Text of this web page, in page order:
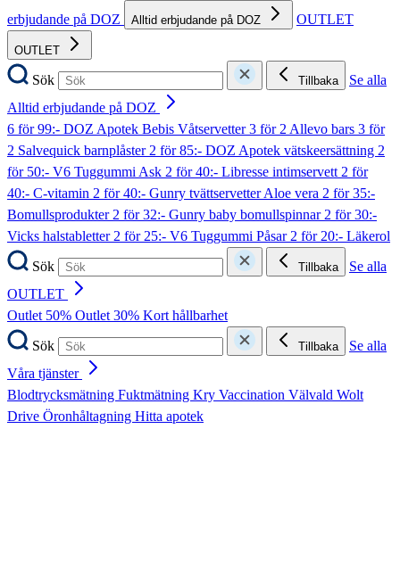
erbjudande på DOZ
Alltid erbjudande på DOZ OUTLET
OUTLET
Sök Tillbaka
Se alla
Alltid erbjudande på DOZ
6 för 99:- DOZ Apotek Bebis Våtservetter3 för 2 Allevo bars 3 för
2 Salvequick barnplåster2 för 85:- DOZ Apotek vätskeersättning 2
för 50:- V6 Tuggummi Ask 2 för 40:- Libresse intimservett2 för
40:- C-vitamin 2 för 40:- Gunry tvättservetter Aloe vera 2 för 35:-
Bomullsprodukter2 för 32:- Gunry baby bomullspinnar2 för 30:-
Vicks halstabletter2 för 25:- V6 Tuggummi Påsar2 för 20:- Läkerol
Sök
Tillbaka
Se alla
OUTLET
Outlet 50% Outlet 30% Kort hållbarhet
Sök
Tillbaka
Se alla
Våra tjänster
Blodtrycksmätning Fuktmätning Kry Vaccination Välvald Wolt
Drive Öronhåltagning Hitta apotek